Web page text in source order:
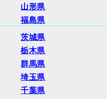
山形県
福島県
茨城県
栃木県
群馬県
埼玉県
千葉県